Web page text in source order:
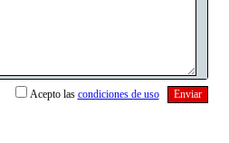
Acepto las condiciones de uso